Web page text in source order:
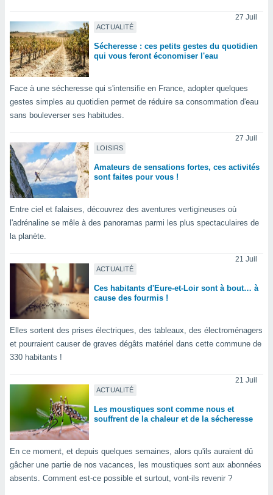
vous
à
notre
que
la
sur le
et que
ne
ou
de la
notre
le
en
le
ACTUALITÉ
27 Juil
Sécheresse : ces petits gestes du quotidien
qui vous feront économiser l'eau
Face à une sécheresse qui s'intensifie en France, adopter quelques
gestes simples au quotidien permet de réduire sa consommation d'eau
sans bouleverser ses habitudes.
LOISIRS
27 Juil
Amateurs de sensations fortes, ces activités
sont faites pour vous !
Entre ciel et falaises, découvrez des aventures vertigineuses où
l'adrénaline se mêle à des panoramas parmi les plus spectaculaires de
la planète.
ACTUALITÉ
21 Juil
Ces habitants d'Eure-et-Loir sont à bout… à
cause des fourmis !
Elles sortent des prises électriques, des tableaux, des électroménagers
et pourraient causer de graves dégâts matériel dans cette commune de
330 habitants !
ACTUALITÉ
21 Juil
Les moustiques sont comme nous et
souffrent de la chaleur et de la sécheresse
En ce moment, et depuis quelques semaines, alors qu'ils auraient dû
gâcher une partie de nos vacances, les moustiques sont aux abonnées
absents. Comment est-ce possible et surtout, vont-ils revenir ?